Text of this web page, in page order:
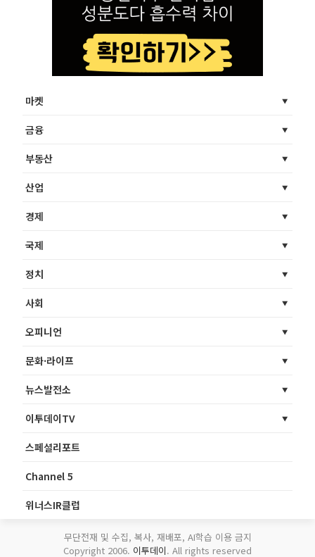
마켓
금융
부동산
산업
경제
국제
정치
사회
오피니언
문화·라이프
뉴스발전소
이투데이TV
스페셜리포트
Channel 5
위너스IR클럽
무단전재 및 수집, 복사, 재배포, AI학습 이용 금지
Copyright 2006. 이투데이. All rights reserved